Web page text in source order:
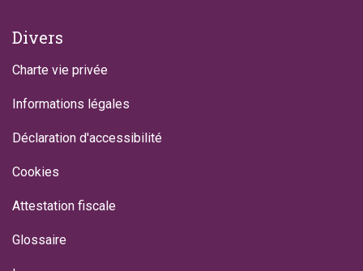
Divers
Charte vie privée
Informations légales
Déclaration d'accessibilité
Cookies
Attestation fiscale
Glossaire